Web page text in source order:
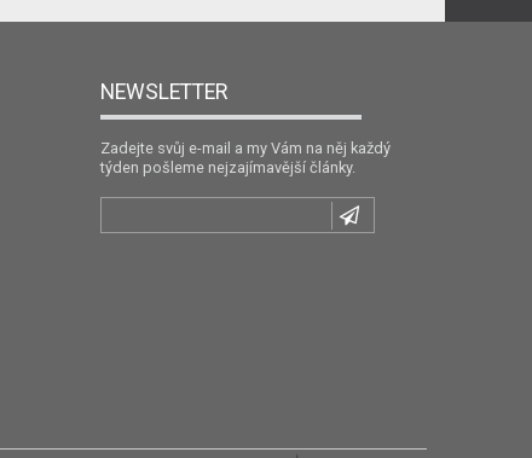
NEWSLETTER
Zadejte svůj e-mail a my Vám na něj každý
týden pošleme nejzajímavější články.